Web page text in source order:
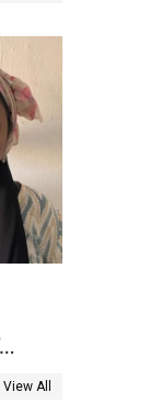
View All